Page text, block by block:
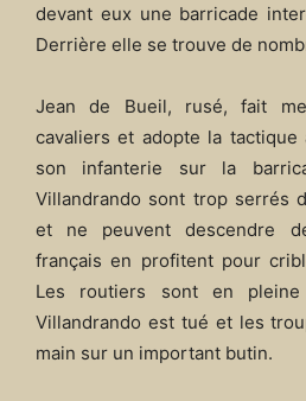
devant eux une barricade
Derrière elle se trouve de
Jean de Bueil, rusé, fait
cavaliers et adopte la
son infanterie sur la
Villandrando sont trop serrés
et ne peuvent descendre
français en profitent pour
Les routiers sont en
Villandrando est tué et les
main sur un important butin.